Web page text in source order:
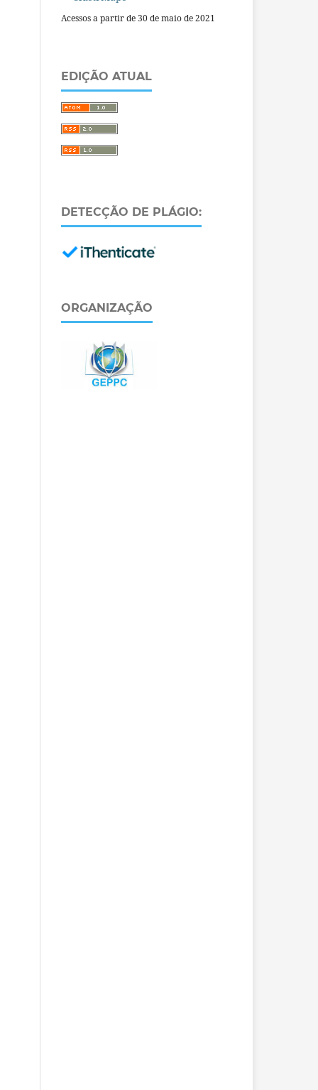
Acessos a partir de 30 de maio de 2021
EDIÇÃO ATUAL
DETECÇÃO DE PLÁGIO:
ORGANIZAÇÃO